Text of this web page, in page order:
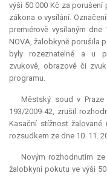
výši 50 000 Kč za
zákona o vysílání.
premiérově vysílaným dne
NOVA, žalobkyně porušila
byly rozeznatelné a u
zvukově, obrazově či
programu.
Městský soud v
193/2009-42, zrušil
Kasační stížnost žalované
rozsudkem ze dne 10. 11.
Novým rozhodnutím
žalobkyni pokutu ve výši